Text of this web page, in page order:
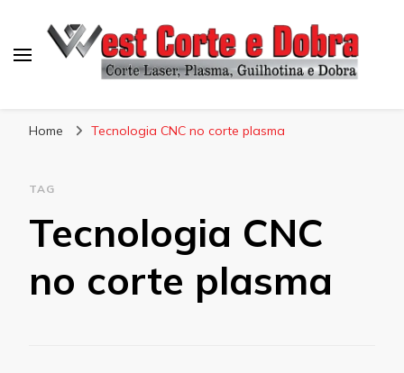
Home Tecnologia CNC no corte plasma
TAG
Tecnologia CNC
no corte plasma